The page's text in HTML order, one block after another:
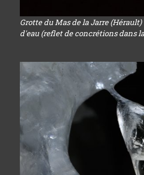
Grotte du Mas de la Jarre
d'eau (reflet de concrétions dans